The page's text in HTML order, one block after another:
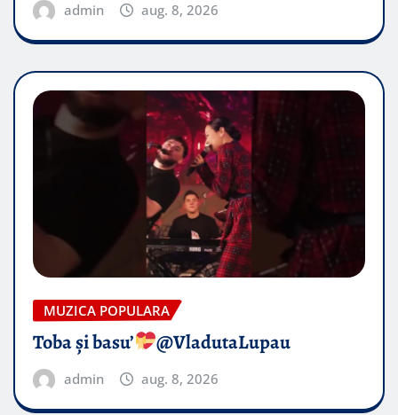
admin aug. 8, 2026
MUZICA POPULARA
Toba și basu’ @VladutaLupau
admin aug. 8, 2026